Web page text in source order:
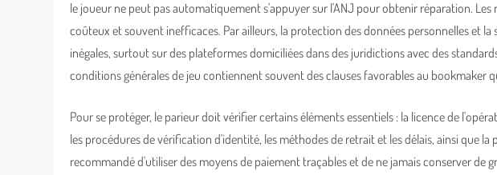
le joueur ne peut pas automatiquement s'appuyer sur l'ANJ pour obtenir réparation.
coûteux et souvent inefficaces. Par ailleurs, la protection des données personnelles et
inégales, surtout sur des plateformes domiciliées dans des juridictions avec des
conditions générales de jeu contiennent souvent des clauses favorables au bookmaker
Pour se protéger, le parieur doit vérifier certains éléments essentiels : la licence de
les procédures de vérification d'identité, les méthodes de retrait et les délais, ainsi que
recommandé d'utiliser des moyens de paiement traçables et de ne jamais conserver de